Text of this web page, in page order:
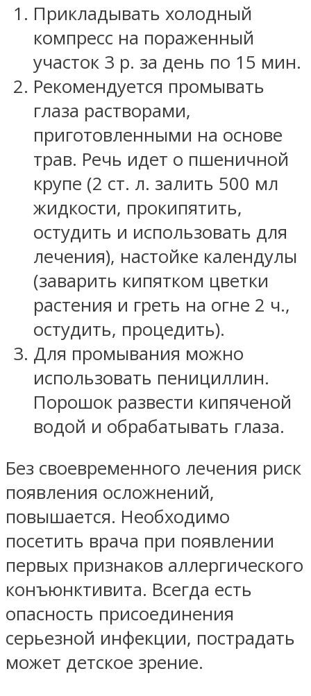
Прикладывать холодный
компресс на пораженный
участок 3 р. за день по 15 мин.
Рекомендуется промывать
глаза растворами,
приготовленными на основе
трав. Речь идет о пшеничной
крупе (2 ст. л. залить 500 мл
жидкости, прокипятить,
остудить и использовать для
лечения), настойке календулы
(заварить кипятком цветки
растения и греть на огне 2 ч.,
остудить, процедить).
Для промывания можно
использовать пенициллин.
Порошок развести кипяченой
водой и обрабатывать глаза.
Без своевременного лечения риск
появления осложнений,
повышается. Необходимо
посетить врача при появлении
первых признаков аллергического
конъюнктивита. Всегда есть
опасность присоединения
серьезной инфекции, пострадать
может детское зрение.